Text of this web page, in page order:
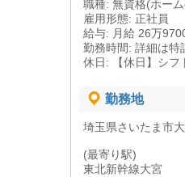
職種: 無資格(ホー
雇用形態: 正社員
給与: 月給 26万
勤務時間: 詳細は特
休日: 【休日】シフ
勤務地
埼玉県さいたま市
(最寄り駅)
東北新幹線大宮